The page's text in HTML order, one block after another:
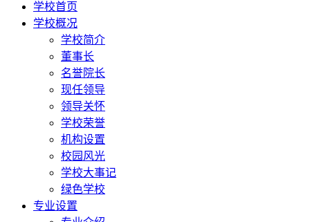
学校首页
学校概况
学校简介
董事长
名誉院长
现任领导
领导关怀
学校荣誉
机构设置
校园风光
学校大事记
绿色学校
专业设置